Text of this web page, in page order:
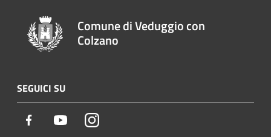
Comune di Veduggio con
Colzano
SEGUICI SU
Facebook YoutubeInstagram